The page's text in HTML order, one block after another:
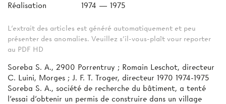
Réalisation
1974 — 1975
L'extrait des articles est généré automatiquement et peu
présenter des anomalies. Veuillez s'il-vous-plaît vour reporter
au PDF HD
Soreba S. A., 2900 Porrentruy ; Romain Leschot, directeur
C. Luini, Morges ; J. F. T. Troger, directeur 1970 1974-1975
Soreba S. A., société de recherche du bâtiment, a tenté
l’essai d’obtenir un permis de construire dans un village